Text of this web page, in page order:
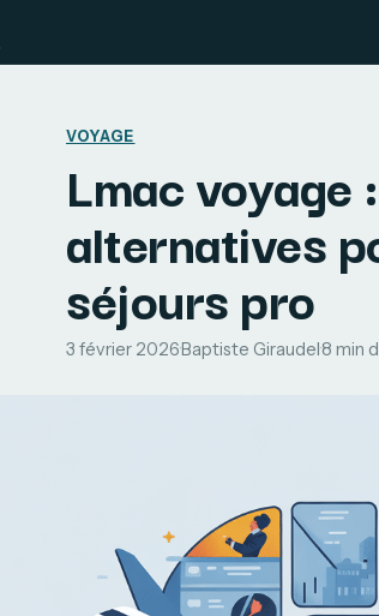
VOYAGE
Lmac
alternatives
séjours pro
3 février 2026·Baptiste Giraudel ·8 min